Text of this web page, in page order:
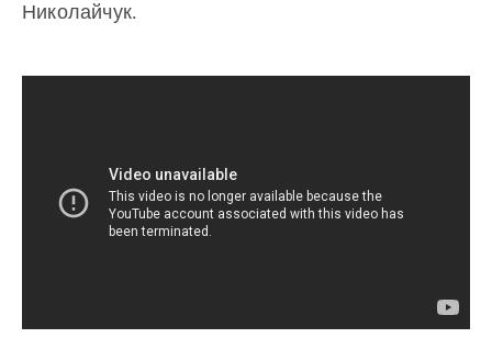
Николайчук.